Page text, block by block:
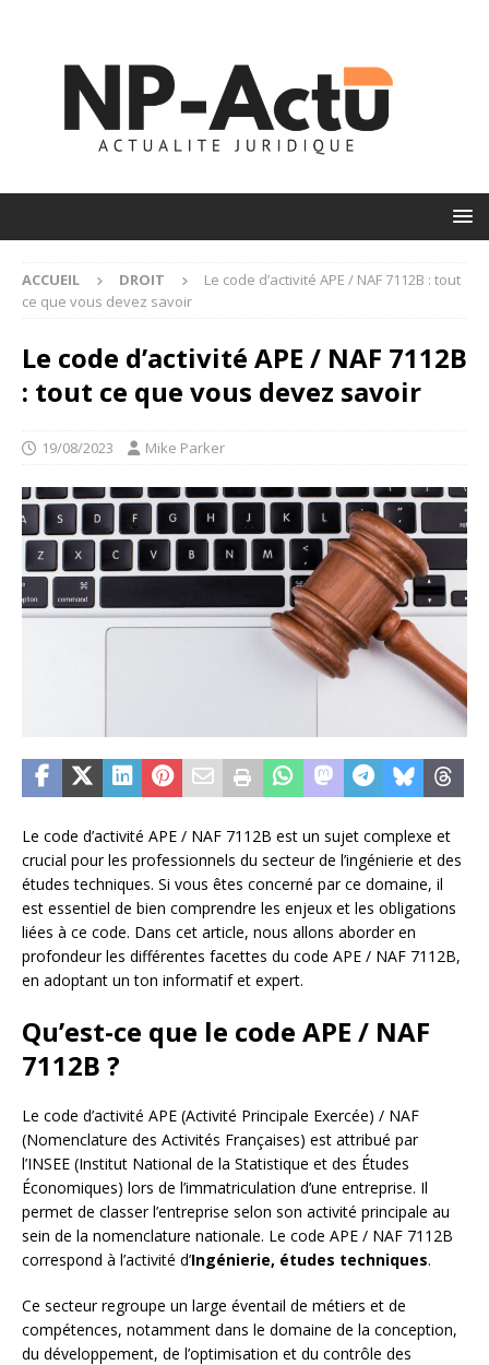
ACCUEIL DROIT
Le code d’activité APE / NAF 7112B : tout
ce que vous devez savoir
Le code d’activité APE / NAF 7112B
: tout ce que vous devez savoir
19/08/2023 Mike Parker
Le code d’activité APE / NAF 7112B est un sujet complexe et
crucial pour les professionnels du secteur de l’ingénierie et des
études techniques. Si vous êtes concerné par ce domaine, il
est essentiel de bien comprendre les enjeux et les obligations
liées à ce code. Dans cet article, nous allons aborder en
profondeur les différentes facettes du code APE / NAF 7112B,
en adoptant un ton informatif et expert.
Qu’est-ce que le code APE / NAF
7112B ?
Le code d’activité APE (Activité Principale Exercée) / NAF
(Nomenclature des Activités Françaises) est attribué par
l’INSEE (Institut National de la Statistique et des Études
Économiques) lors de l’immatriculation d’une entreprise. Il
permet de classer l’entreprise selon son activité principale au
sein de la nomenclature nationale. Le code APE / NAF 7112B
correspond à l’activité d’Ingénierie, études techniques.
Ce secteur regroupe un large éventail de métiers et de
compétences, notamment dans le domaine de la conception,
du développement, de l’optimisation et du contrôle des